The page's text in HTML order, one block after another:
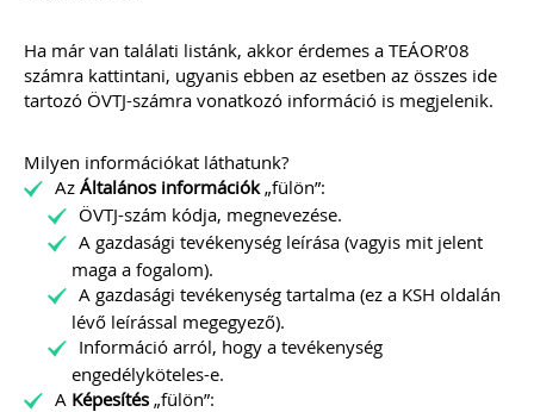
Ha már van találati listánk, akkor érdemes a TEÁOR’08
számra kattintani, ugyanis ebben az esetben az összes ide
tartozó ÖVTJ-számra vonatkozó információ is megjelenik.
Milyen információkat láthatunk?
Az Általános információk„fülön”:
ÖVTJ-szám kódja, megnevezése.
A gazdasági tevékenység leírása (vagyis mit jelent
maga a fogalom).
A gazdasági tevékenység tartalma (ez a KSH oldalán
lévő leírással megegyező).
Információ arról, hogy a tevékenység
engedélyköteles-e.
A Képesítés „fülön”: